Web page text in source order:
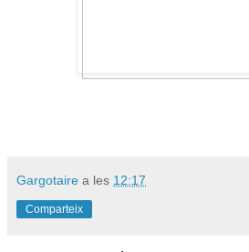
Gargotaire a les 12:17
Comparteix